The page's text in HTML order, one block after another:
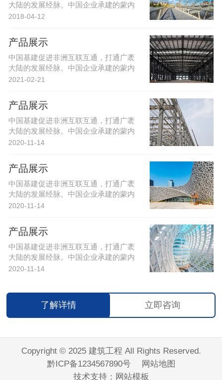
大陆的发展经脉。中国企业承建的蒙内
铁路等基建项目，让肯尼亚及周边国···
2018-04-12
产品展示
中国基建促进非洲互联互通，打通广袤
大陆的发展经脉。中国企业承建的蒙内
铁路等基建项目，让肯尼亚及周边国···
2021-02-21
产品展示
中国基建促进非洲互联互通，打通广袤
大陆的发展经脉。中国企业承建的蒙内
铁路等基建项目，让肯尼亚及周边国···
2020-11-14
产品展示
中国基建促进非洲互联互通，打通广袤
大陆的发展经脉。中国企业承建的蒙内
铁路等基建项目，让肯尼亚及周边国···
2020-11-14
产品展示
中国基建促进非洲互联互通，打通广袤
大陆的发展经脉。中国企业承建的蒙内
铁路等基建项目，让肯尼亚及周边国···
2020-11-14
了解详情 立即咨询
Copyright © 2025 建筑工程 All Rights Reserved.
黔ICP备1234567890号
网站地图
技术支持： 网站模板